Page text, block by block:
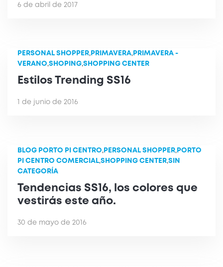
6 de abril de 2017
PERSONAL SHOPPER, PRIMAVERA, PRIMAVERA -
VERANO,SHOPING,SHOPPING CENTER
Estilos Trending SS16
1 de junio de 2016
BLOG PORTO PI CENTRO, PERSONAL SHOPPER, PORTO
PI CENTRO COMERCIAL,SHOPPING CENTER,SIN
CATEGORÍA
Tendencias SS16, los colores que
vestirás este año.
30 de mayo de 2016